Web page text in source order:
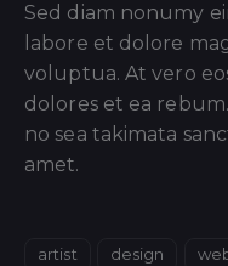
Sed diam nonumy
labore et dolore
voluptua. At vero
dolores et ea
no sea takimata
amet.
artist design